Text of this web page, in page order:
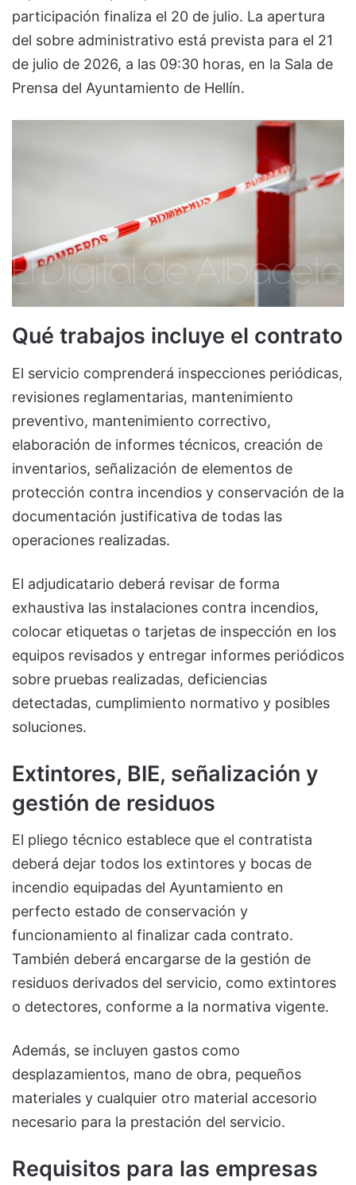
participación finaliza el 20 de julio. La apertura
del sobre administrativo está prevista para el 21
de julio de 2026, a las 09:30 horas, en la Sala de
Prensa del Ayuntamiento de Hellín.
Qué trabajos incluye el contrato
El servicio comprenderá inspecciones periódicas,
revisiones reglamentarias, mantenimiento
preventivo, mantenimiento correctivo,
elaboración de informes técnicos, creación de
inventarios, señalización de elementos de
protección contra incendios y conservación de la
documentación justificativa de todas las
operaciones realizadas.
El adjudicatario deberá revisar de forma
exhaustiva las instalaciones contra incendios,
colocar etiquetas o tarjetas de inspección en los
equipos revisados y entregar informes periódicos
sobre pruebas realizadas, deficiencias
detectadas, cumplimiento normativo y posibles
soluciones.
Extintores, BIE, señalización y
gestión de residuos
El pliego técnico establece que el contratista
deberá dejar todos los extintores y bocas de
incendio equipadas del Ayuntamiento en
perfecto estado de conservación y
funcionamiento al finalizar cada contrato.
También deberá encargarse de la gestión de
residuos derivados del servicio, como extintores
o detectores, conforme a la normativa vigente.
Además, se incluyen gastos como
desplazamientos, mano de obra, pequeños
materiales y cualquier otro material accesorio
necesario para la prestación del servicio.
Requisitos para las empresas